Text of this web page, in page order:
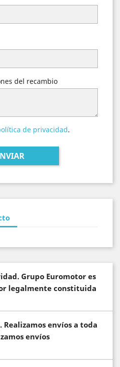
del recambio
de privacidad.
Grupo Euromotor es
legalmente constituida
envíos a toda
envíos